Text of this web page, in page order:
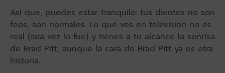
Así que, puedes estar tranquilo: tus dientes no son
feos, son normales. Lo que ves en televisión no es
real (rara vez lo fue) y tienes a tu alcance la sonrisa
de Brad Pitt, aunque la cara de Brad Pitt ya es otra
historia.